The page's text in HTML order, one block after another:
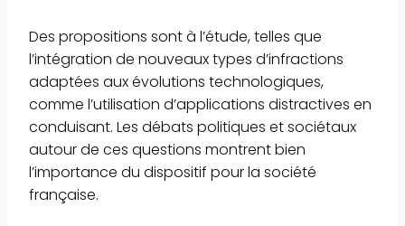
Des propositions sont à l’étude, telles que
l’intégration de nouveaux types d’infractions
adaptées aux évolutions technologiques,
comme l’utilisation d’applications distractives en
conduisant. Les débats politiques et sociétaux
autour de ces questions montrent bien
l’importance du dispositif pour la société
française.